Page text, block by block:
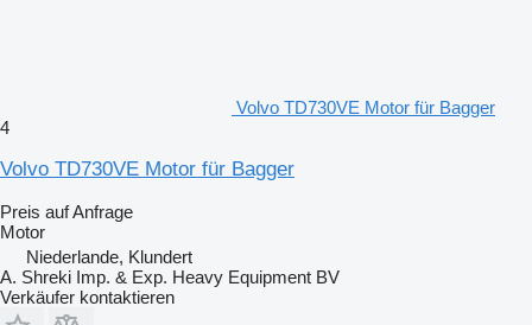
Volvo TD730VE Motor für Bagger
4
Volvo TD730VE Motor für Bagger
Preis auf Anfrage
Motor
Niederlande, Klundert
A. Shreki Imp. & Exp. Heavy Equipment BV
Verkäufer kontaktieren